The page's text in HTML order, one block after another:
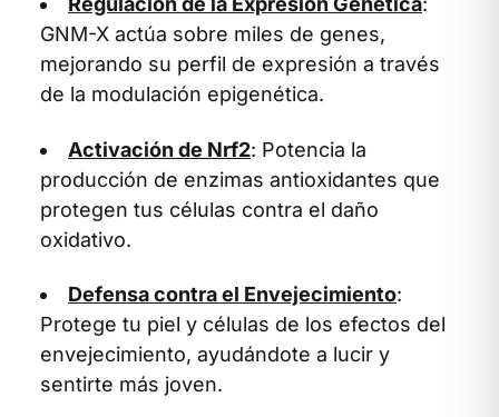
GNM-X actúa sobre miles de genes,
mejorando su perfil de expresión a través
de la modulación epigenética.
Activación de Nrf2: Potencia la
producción de enzimas antioxidantes que
protegen tus células contra el daño
oxidativo.
Defensa contra el Envejecimiento:
Protege tu piel y células de los efectos del
envejecimiento, ayudándote a lucir y
sentirte más joven.